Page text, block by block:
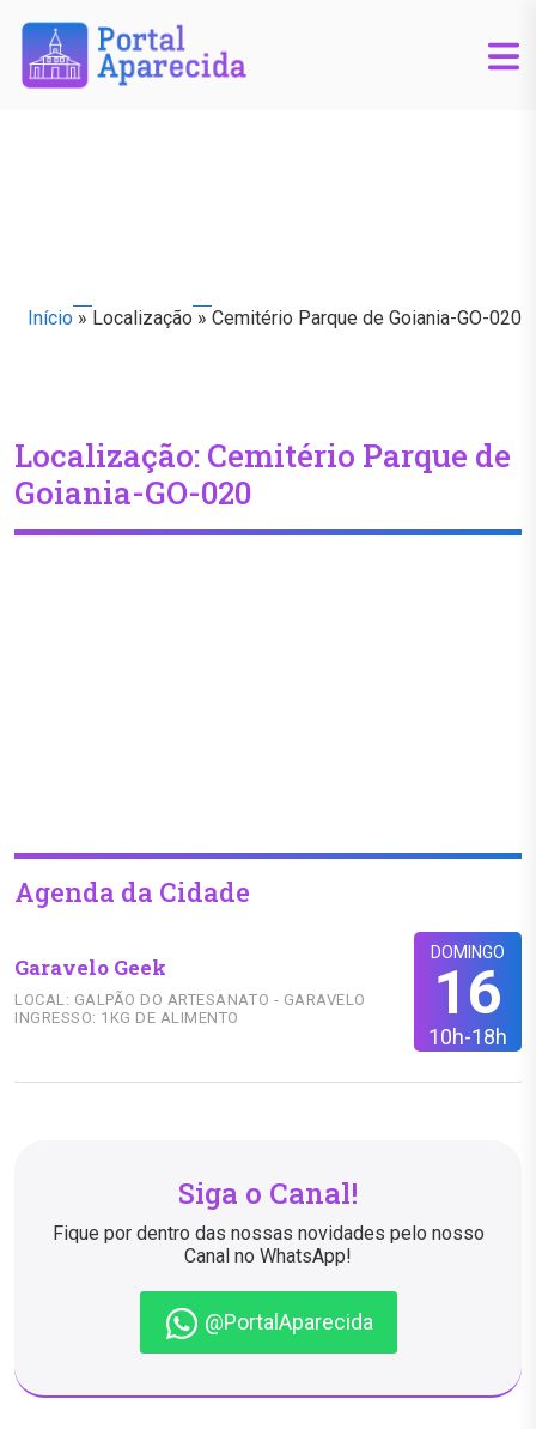
Início » Localização » Cemitério Parque de Goiania-GO-020
Localização: Cemitério Parque de
Goiania-GO-020
Agenda da Cidade
DOMINGO
16
10h-18h
Garavelo Geek
LOCAL: GALPÃO DO ARTESANATO - GARAVELO
INGRESSO: 1KG DE ALIMENTO
Siga o Canal!
Fique por dentro das nossas novidades pelo nosso
Canal no WhatsApp!
@PortalAparecida